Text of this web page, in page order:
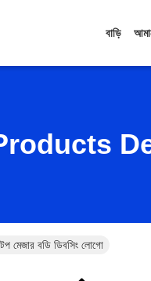
বাড়ি
মেজার বডি ডিবসিং লোগো